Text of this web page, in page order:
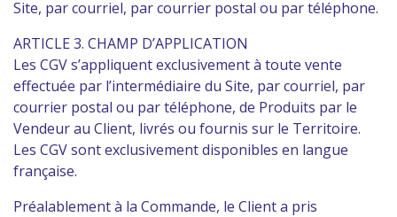
Site, par courriel, par courrier postal ou par téléphone.
ARTICLE 3. CHAMP D’APPLICATION
Les CGV s’appliquent exclusivement à toute vente
effectuée par l’intermédiaire du Site, par courriel, par
courrier postal ou par téléphone, de Produits par le
Vendeur au Client, livrés ou fournis sur le Territoire.
Les CGV sont exclusivement disponibles en langue
française.
Préalablement à la Commande, le Client a pris